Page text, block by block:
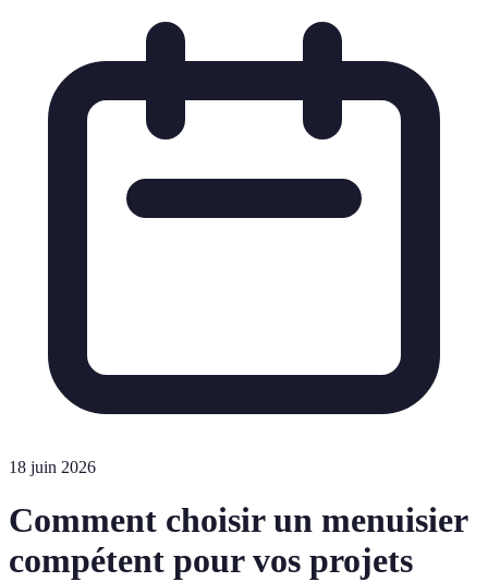
18 juin 2026
Comment choisir un menuisier
compétent pour vos projets